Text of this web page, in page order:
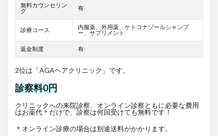
無料カウンセリン
グ
有
診療コース
内服薬、外用薬、ケトコナゾールシャンプ
ー、サプリメント
返金制度 有
2位は「AGAヘアクリニック」です。
診察料0円
クリニックへの来院診察、オンライン診察ともに必要な費用
はお薬代＊だけで、診察は何回受けても無料です！
＊オンライン診療の場合は別途送料がかかります。